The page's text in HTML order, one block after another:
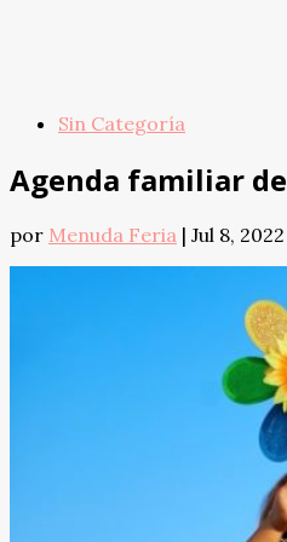
Sin Categoría
Agenda familiar
por Menuda Feria | Jul 8, 2022